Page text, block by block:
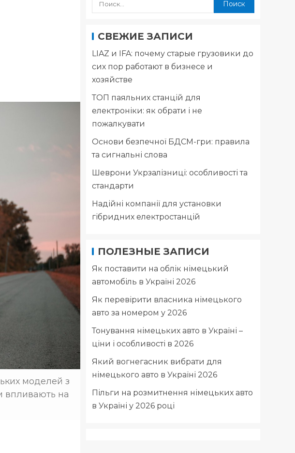
моделей з
впливають на
СВЕЖИЕ ЗАПИСИ
LIAZ и IFA: почему старые грузовики до
сих пор работают в бизнесе и
хозяйстве
ТОП паяльних станцій для
електроніки: як обрати і не
пожалкувати
Основи безпечної БДСМ-гри: правила
та сигнальні слова
Шеврони Укрзалізниці: особливості та
стандарти
Надійні компанії для установки
гібридних електростанцій
ПОЛЕЗНЫЕ ЗАПИСИ
Як поставити на облік німецький
автомобіль в Україні 2026
Як перевірити власника німецького
авто за номером у 2026
Тонування німецьких авто в Україні –
ціни і особливості в 2026
Який вогнегасник вибрати для
німецького авто в Україні 2026
Пільги на розмитнення німецьких авто
в Україні у 2026 році